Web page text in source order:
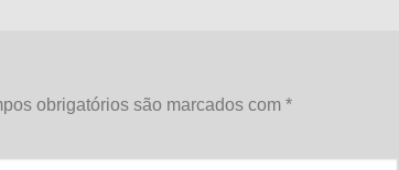
obrigatórios são marcados com *